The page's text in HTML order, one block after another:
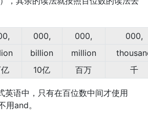
000, 000,
000,
billion million
10亿 百万 千
英语中，只有在百位数中间才使用
用and。